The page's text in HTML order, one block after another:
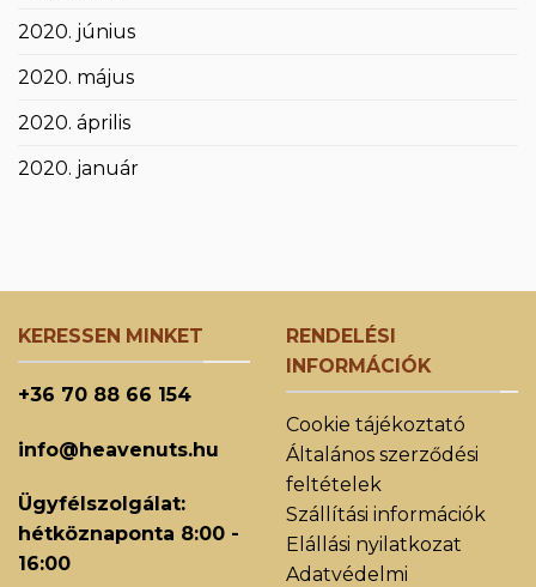
2020. június
2020. május
2020. április
2020. január
KERESSEN MINKET
+36 70 88 66 154
info@heavenuts.hu
Ügyfélszolgálat:
hétköznaponta 8:00 -
16:00
RENDELÉSI
INFORMÁCIÓK
Cookie tájékoztató
Általános szerződési
feltételek
Szállítási információk
Elállási nyilatkozat
Adatvédelmi